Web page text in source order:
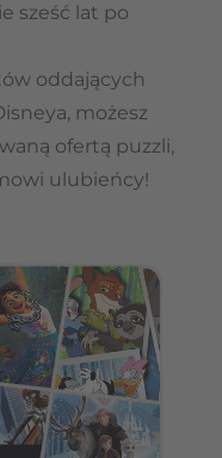
sześć lat po
oddających
możesz
ofertą puzzli,
ulubieńcy!